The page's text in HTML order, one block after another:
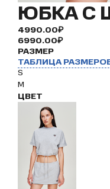
ЮБКА С
4990.00₽
6990.00₽
РАЗМЕР
ТАБЛИЦА
S
M
ЦВЕТ